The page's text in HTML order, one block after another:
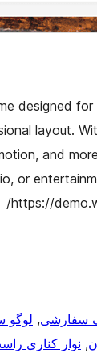
designed
layout.
and
or
https://
سفارشی, لوگو
, نوار کناری